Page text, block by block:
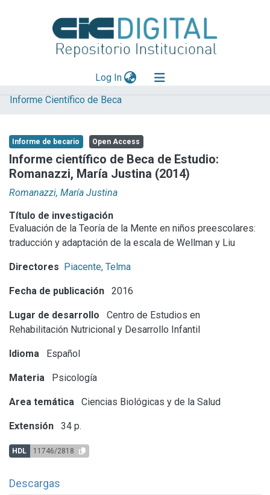
Log In(current)
Explorar
Aportar material
Statistics
Informe Científico de Beca
Informe de becario Open Access
Informe científico de Beca de Estudio:
Romanazzi, María Justina (2014)
Romanazzi, María Justina
Título de investigación
Evaluación de la Teoría de la Mente en niños preescolares:
traducción y adaptación de la escala de Wellman y Liu
Directores Piacente, Telma
Fecha de publicación 2016
Lugar de desarrollo
Centro de Estudios en
Rehabilitación Nutricional y Desarrollo Infantil
Idioma Español
Materia Psicología
Area temática Ciencias Biológicas y de la Salud
Extensión 34 p.
HDL 11746/2818
Descargas